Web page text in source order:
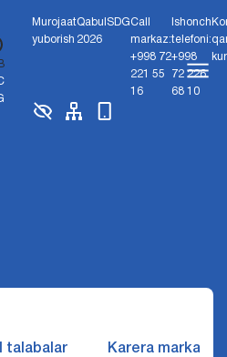
Murojaat
yuborish
Qabul
2026
SDGCall
markaz:
+998 72
221 55
16
Ishonch
telefoni:
+998
72 226
68 10
talabalar Karera markazi